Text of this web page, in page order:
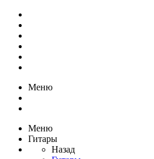
Меню
Меню
Гитары
Назад